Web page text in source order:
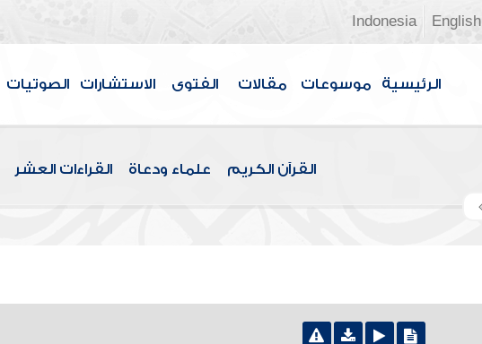
English
Indonesia
الرئيسية موسوعات مقالات الفتوى الاستشارات الصوتيات
القرآن الكريم علماء ودعاة القراءات العشر